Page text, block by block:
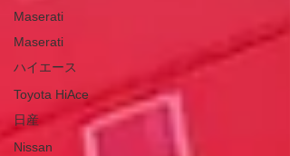
Maserati
Maserati
ハイエース
Toyota HiAce
日産
Nissan